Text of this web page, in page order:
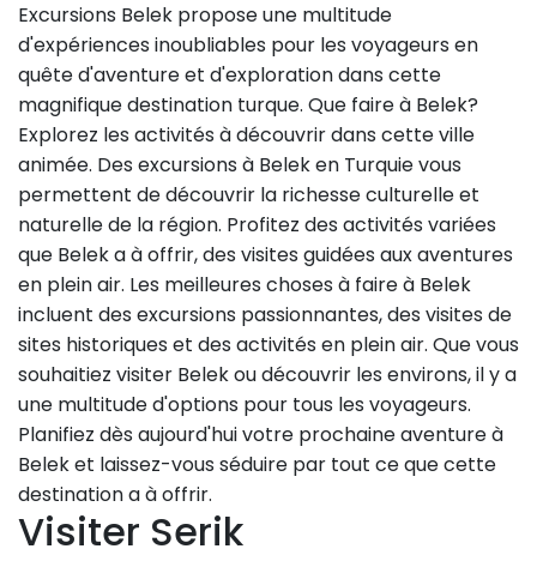
Excursions Belek propose une multitude
d'expériences inoubliables pour les voyageurs en
quête d'aventure et d'exploration dans cette
magnifique destination turque. Que faire à Belek?
Explorez les activités à découvrir dans cette ville
animée. Des excursions à Belek en Turquie vous
permettent de découvrir la richesse culturelle et
naturelle de la région. Profitez des activités variées
que Belek a à offrir, des visites guidées aux aventures
en plein air. Les meilleures choses à faire à Belek
incluent des excursions passionnantes, des visites de
sites historiques et des activités en plein air. Que vous
souhaitiez visiter Belek ou découvrir les environs, il y a
une multitude d'options pour tous les voyageurs.
Planifiez dès aujourd'hui votre prochaine aventure à
Belek et laissez-vous séduire par tout ce que cette
destination a à offrir.
Visiter Serik